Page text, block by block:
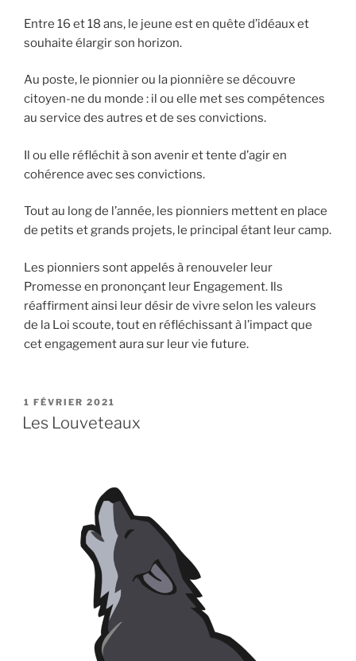
Entre 16 et 18 ans, le jeune est en quête d’idéaux et
souhaite élargir son horizon.
Au poste, le pionnier ou la pionnière se découvre
citoyen-ne du monde : il ou elle met ses compétences
au service des autres et de ses convictions.
Il ou elle réfléchit à son avenir et tente d’agir en
cohérence avec ses convictions.
Tout au long de l’année, les pionniers mettent en place
de petits et grands projets, le principal étant leur camp.
Les pionniers sont appelés à renouveler leur
Promesse en prononçant leur Engagement. Ils
réaffirment ainsi leur désir de vivre selon les valeurs
de la Loi scoute, tout en réfléchissant à l’impact que
cet engagement aura sur leur vie future.
PUBLIÉ
LE
1 FÉVRIER 2021
Les Louveteaux